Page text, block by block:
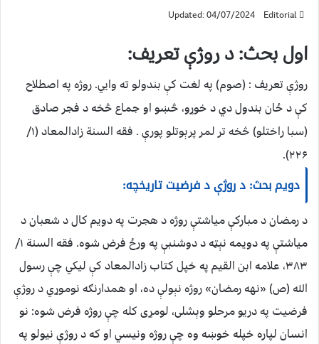
Editorial
Updated: 04/07/2024
اول بحث: د روژې تعریف:
روژې تعریف : (صوم) په لغت کې بندولو ته وايي. روژه په اصطلاح
کې د ځان بندول دي د خوړو، څښو او جماع څخه د فجر صادق
(سبا راختلو) څخه تر لمر پرېوتلو پورې . فقه السنة زادالمعاد (۱/
۲۲۶).
دویم بحث: د روژې د فرضیت تاریخچه:
د رمضان د مبارکې میاشتې روژه د هجرت په دویم کال د شعبان د
میاشتې په دویمه نېټه د دوشنبې په ورځ فرض شوه. فقه السنة ۱/
۳۸۳، علامه ابن القیم په خپل کتاب زادالمعاد کې لیکي چې رسول
الله (ص) «نهه رمضان» روژه نېولې ده، او همدارنګه نوموړي د روژې
فرضیت په دریو مرحلو وېشلی، لومړی کله چې روژه فرض شوه: نو
انسان لپاره خپله خوښه وه چې روژه ونیسي او که د روژې نیولو په